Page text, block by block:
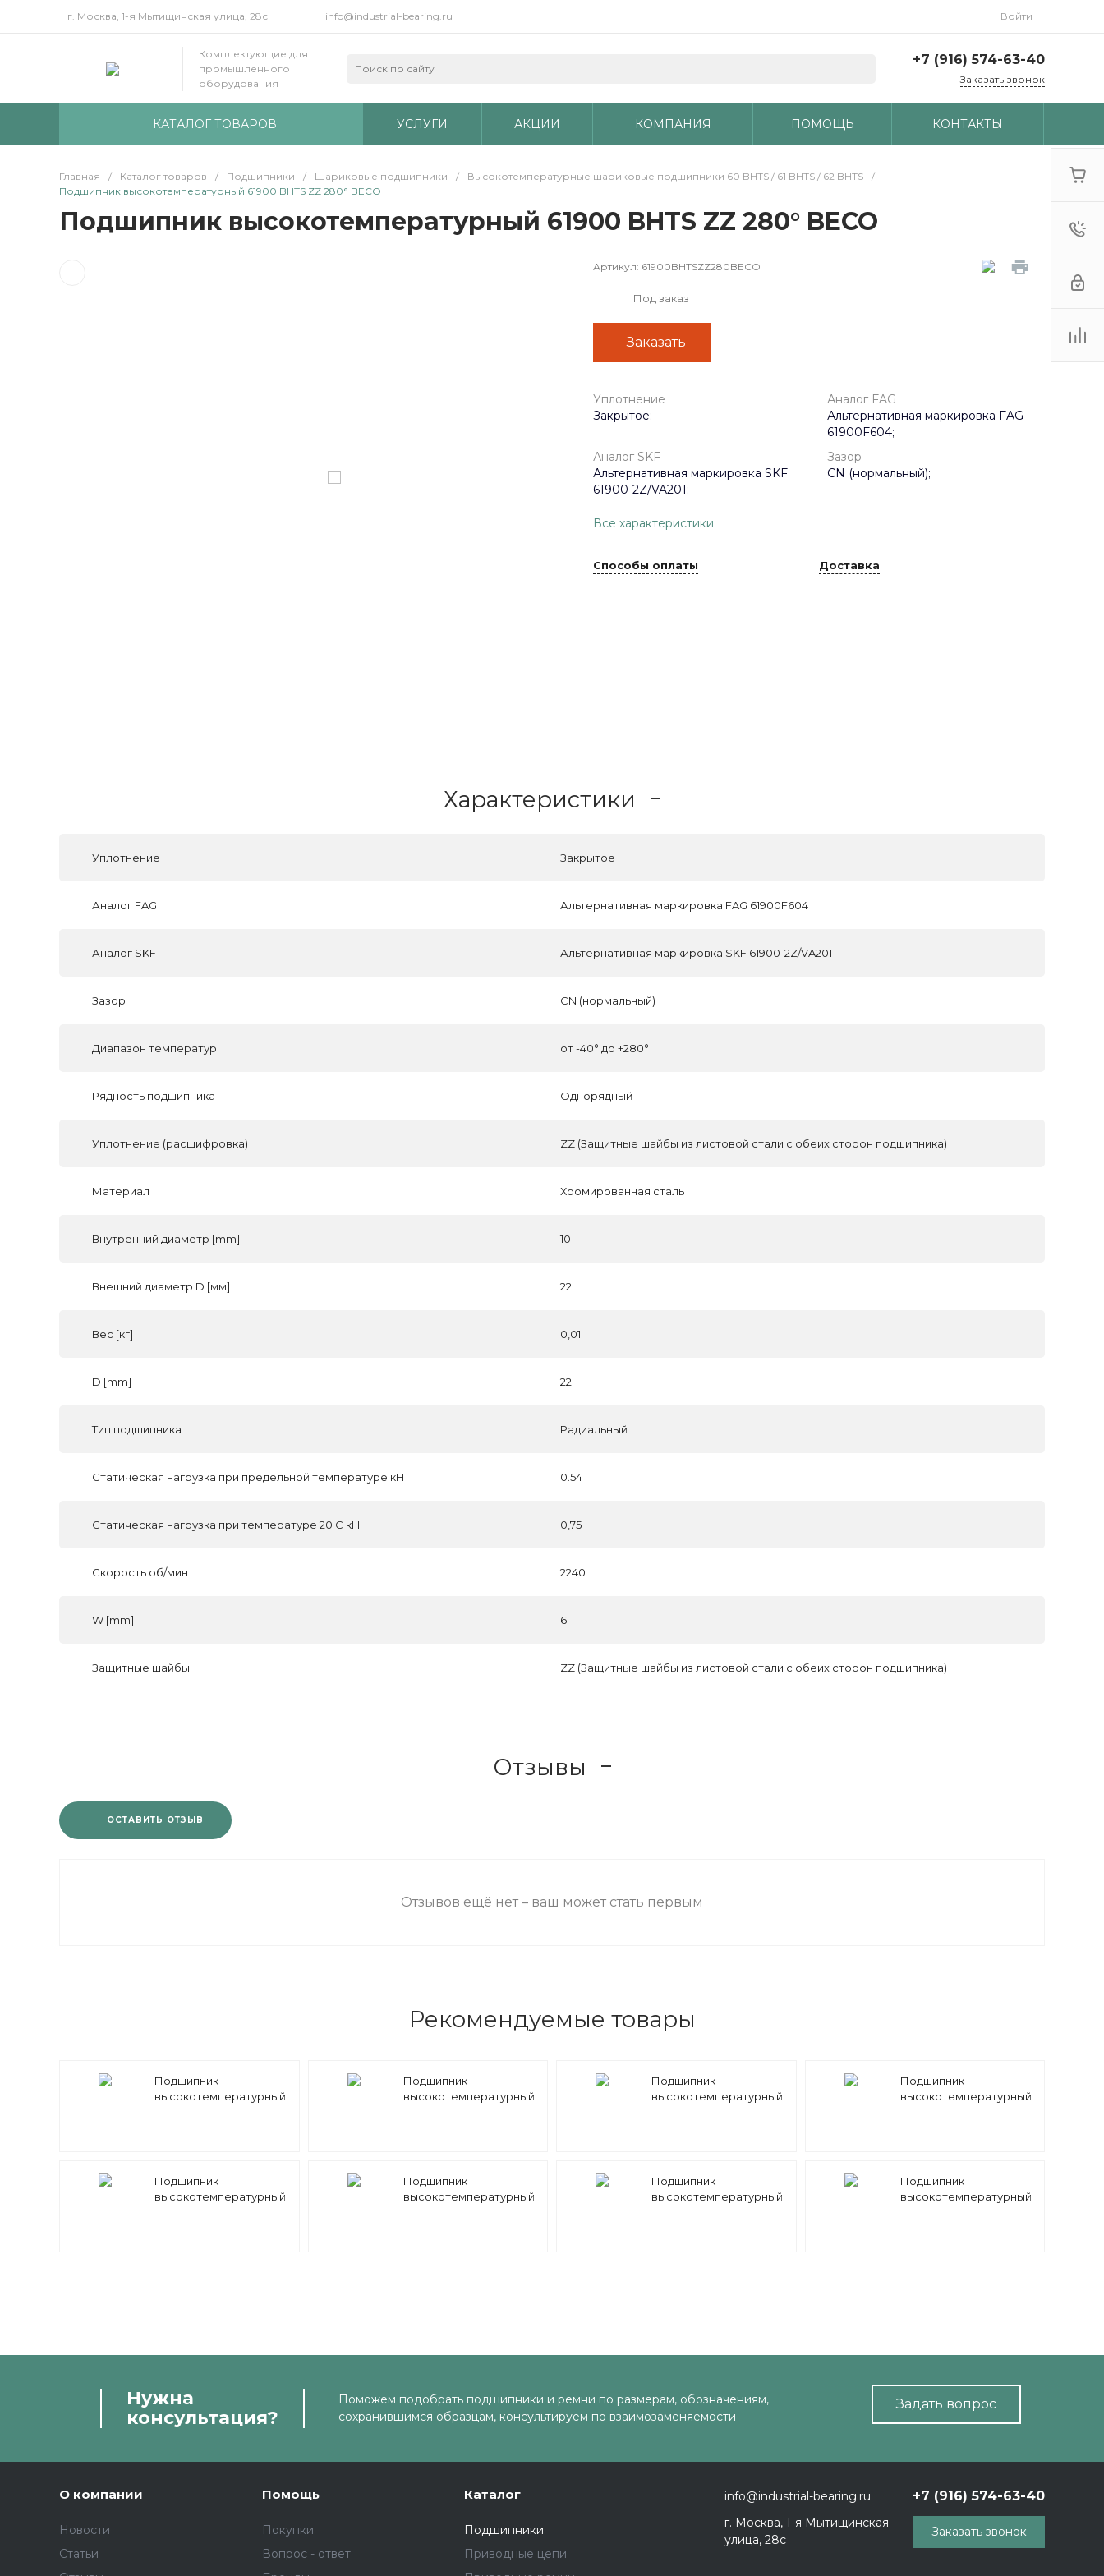
г. Москва, 1-я Мытищинская улица, 28с info@industrial-bearing.ru Войти
Комплектующие для
промышленного
оборудования
+7 (916) 574-63-40
Заказать звонок
КАТАЛОГ ТОВАРОВ УСЛУГИ АКЦИИ КОМПАНИЯ ПОМОЩЬ КОНТАКТЫ
Главная / Каталог товаров / Подшипники / Шариковые подшипники / Высокотемпературные шариковые подшипники 60 BHTS / 61 BHTS / 62 BHTS
/
Подшипник высокотемпературный 61900 BHTS ZZ 280° BECO
Подшипник высокотемпературный 61900 BHTS ZZ 280° BECO
Артикул: 61900BHTSZZ280BECO
Под заказ
Заказать
Уплотнение
Закрытое;
Аналог FAG
Альтернативная маркировка FAG
61900F604;
Аналог SKF
Альтернативная маркировка SKF
61900-2Z/VA201;
Зазор
CN (нормальный);
Все характеристики
Способы оплаты Доставка
Характеристики
Уплотнение Закрытое
Аналог FAG Альтернативная маркировка FAG 61900F604
Аналог SKF Альтернативная маркировка SKF 61900-2Z/VA201
Зазор CN (нормальный)
Диапазон температур от -40° до +280°
Рядность подшипника Однорядный
Уплотнение (расшифровка) ZZ (Защитные шайбы из листовой стали с обеих сторон подшипника)
Материал Хромированная сталь
Внутренний диаметр [mm] 10
Внешний диаметр D [мм] 22
Вес [кг] 0,01
D [mm] 22
Тип подшипника Радиальный
Статическая нагрузка при предельной температуре кН 0.54
Статическая нагрузка при температуре 20 С кН 0,75
Скорость об/мин 2240
W [mm] 6
Защитные шайбы ZZ (Защитные шайбы из листовой стали с обеих сторон подшипника)
Отзывы
ОСТАВИТЬ ОТЗЫВ
Отзывов ещё нет – ваш может стать первым
Рекомендуемые товары
Подшипник
высокотемпературный
Подшипник
высокотемпературный
Подшипник
высокотемпературный
Подшипник
высокотемпературный
Подшипник
высокотемпературный
Подшипник
высокотемпературный
Подшипник
высокотемпературный
Подшипник
высокотемпературный
Нужна
консультация?
Поможем подобрать подшипники и ремни по размерам, обозначениям,
сохранившимся образцам, консультируем по взаимозаменяемости
Задать вопрос
О компании
Новости
Статьи
Помощь
Покупки
Вопрос - ответ
Каталог
Подшипники
Приводные цепи
info@industrial-bearing.ru +7 (916) 574-63-40
г. Москва, 1-я Мытищинская
улица, 28с
Заказать звонок